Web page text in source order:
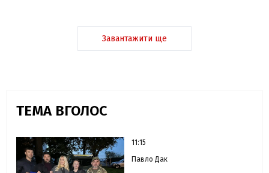
Завантажити ще
ТЕМА ВГОЛОС
11:15
Павло Дак